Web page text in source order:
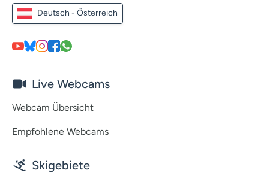
Deutsch - Österreich
Live Webcams
Webcam Übersicht
Empfohlene Webcams
Skigebiete